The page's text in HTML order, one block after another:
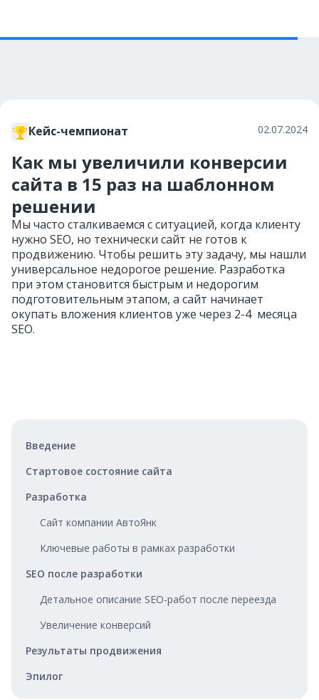
Кейс-чемпионат 02.07.2024
Как мы увеличили конверсии
сайта в 15 раз на шаблонном
решении
Мы часто сталкиваемся с ситуацией, когда клиенту
нужно SEO, но технически сайт не готов к
продвижению. Чтобы решить эту задачу, мы нашли
универсальное недорогое решение. Разработка
при этом становится быстрым и недорогим
подготовительным этапом, а сайт начинает
окупать вложения клиентов уже через 2-4 месяца
SEO.
Введение
Стартовое состояние сайта
Разработка
Сайт компании АвтоЯнк
Ключевые работы в рамках разработки
SEO после разработки
Детальное описание SEO‑работ после переезда
Увеличение конверсий
Результаты продвижения
Эпилог